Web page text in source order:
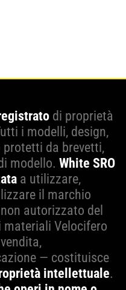
di proprietà
i modelli, design,
da brevetti,
modello. White SRO
a utilizzare,
il marchio
autorizzato del
materiali Velocifero
— costituisce
intellettuale.